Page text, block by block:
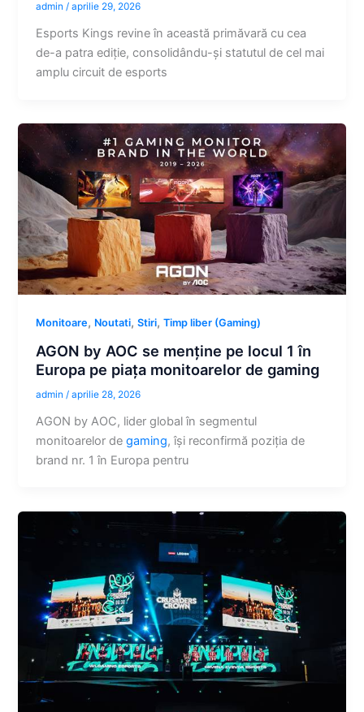
admin/aprilie 29, 2026
Esports Kings revine în această primăvară cu cea
de-a patra ediție, consolidându-și statutul de cel mai
amplu circuit de esports
Monitoare, Noutati,Stiri,Timp liber (Gaming)
AGON by AOC se menține pe locul 1 în
Europa pe piața monitoarelor de gaming
admin /aprilie 28, 2026
AGON by AOC, lider global în segmentul
monitoarelor degaming, își reconfirmă poziția de
brand nr. 1 în Europa pentru